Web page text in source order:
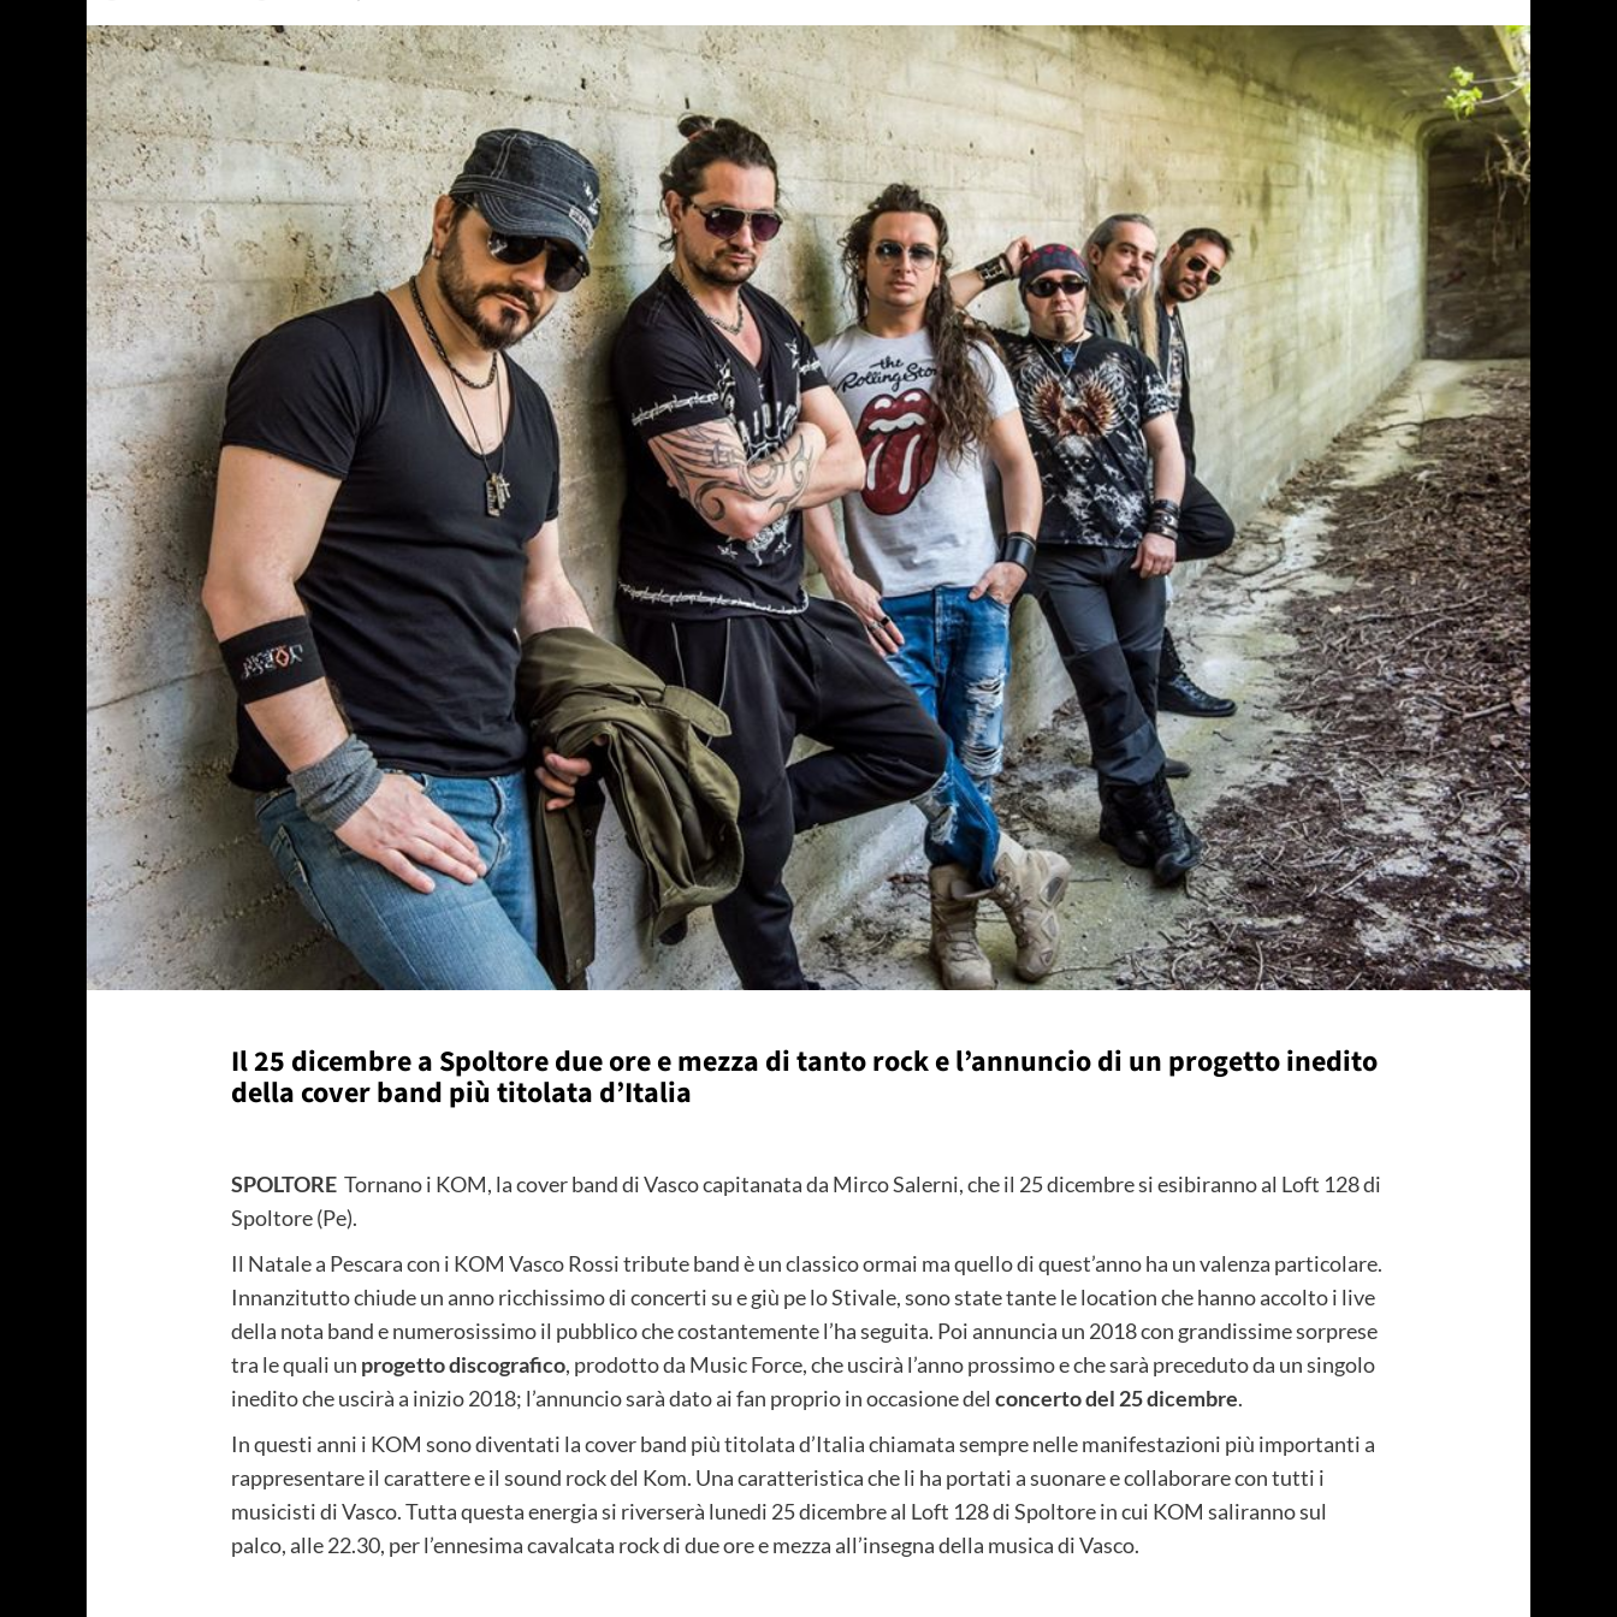
Il 25 dicembre a Spoltore due ore e mezza di tanto rock e l’annuncio di un progetto inedito
della cover band più titolata d’Italia
SPOLTORE Tornano i KOM, la cover band di Vasco capitanata da Mirco Salerni, che il 25 dicembre si esibiranno al Loft 128 di
Spoltore (Pe).
Il Natale a Pescara con i KOM Vasco Rossi tribute band è un classico ormai ma quello di quest’anno ha un valenza particolare.
Innanzitutto chiude un anno ricchissimo di concerti su e giù pe lo Stivale, sono state tante le location che hanno accolto i live
della nota band e numerosissimo il pubblico che costantemente l’ha seguita. Poi annuncia un 2018 con grandissime sorprese
tra le quali un progetto discografico, prodotto da Music Force, che uscirà l’anno prossimo e che sarà preceduto da un singolo
inedito che uscirà a inizio 2018; l’annuncio sarà dato ai fan proprio in occasione delconcerto del 25 dicembre.
In questi anni i KOM sono diventati la cover band più titolata d’Italia chiamata sempre nelle manifestazioni più importanti a
rappresentare il carattere e il sound rock del Kom. Una caratteristica che li ha portati a suonare e collaborare con tutti i
musicisti di Vasco. Tutta questa energia si riverserà lunedi 25 dicembre al Loft 128 di Spoltore in cui KOM saliranno sul
palco, alle 22.30, per l’ennesima cavalcata rock di due ore e mezza all’insegna della musica di Vasco.